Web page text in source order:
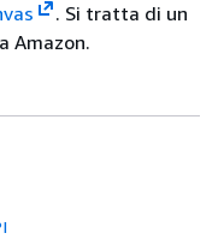
. Si tratta di un
Amazon.